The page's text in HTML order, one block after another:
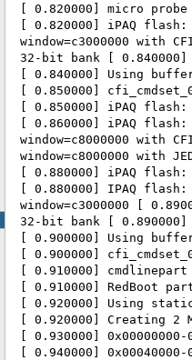
[ 0.820000] micro
[ 0.820000] iPAQ
window=c3000000 with
32-bit bank [ 0.840000]
[ 0.840000] Using
[ 0.850000]
[ 0.850000] iPAQ flash:
[ 0.860000] iPAQ
window=c8000000 with
window=c8000000 with
[ 0.880000] iPAQ
[ 0.880000] IPAQ
window=c3000000 [
32-bit bank [ 0.890000]
[ 0.900000] Using
[ 0.900000]
[ 0.910000]
[ 0.910000] RedBoot
[ 0.920000] Using
[ 0.920000] Creating 2
[ 0.930000]
[ 0.940000]